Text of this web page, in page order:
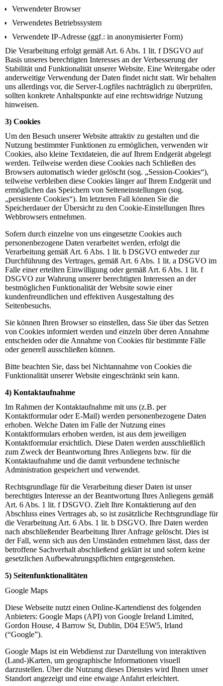
Verwendeter Browser
Verwendetes Betriebssystem
Verwendete IP-Adresse (ggf.: in anonymisierter Form)
Die Verarbeitung erfolgt gemäß Art. 6 Abs. 1 lit. f DSGVO auf
Basis unseres berechtigten Interesses an der Verbesserung der
Stabilität und Funktionalität unserer Website. Eine Weitergabe oder
anderweitige Verwendung der Daten findet nicht statt. Wir behalten
uns allerdings vor, die Server-Logfiles nachträglich zu überprüfen,
sollten konkrete Anhaltspunkte auf eine rechtswidrige Nutzung
hinweisen.
3) Cookies
Um den Besuch unserer Website attraktiv zu gestalten und die
Nutzung bestimmter Funktionen zu ermöglichen, verwenden wir
Cookies, also kleine Textdateien, die auf Ihrem Endgerät abgelegt
werden. Teilweise werden diese Cookies nach Schließen des
Browsers automatisch wieder gelöscht (sog. „Session-Cookies“),
teilweise verbleiben diese Cookies länger auf Ihrem Endgerät und
ermöglichen das Speichern von Seiteneinstellungen (sog.
„persistente Cookies“). Im letzteren Fall können Sie die
Speicherdauer der Übersicht zu den Cookie-Einstellungen Ihres
Webbrowsers entnehmen.
Sofern durch einzelne von uns eingesetzte Cookies auch
personenbezogene Daten verarbeitet werden, erfolgt die
Verarbeitung gemäß Art. 6 Abs. 1 lit. b DSGVO entweder zur
Durchführung des Vertrages, gemäß Art. 6 Abs. 1 lit. a DSGVO im
Falle einer erteilten Einwilligung oder gemäß Art. 6 Abs. 1 lit. f
DSGVO zur Wahrung unserer berechtigten Interessen an der
bestmöglichen Funktionalität der Website sowie einer
kundenfreundlichen und effektiven Ausgestaltung des
Seitenbesuchs.
Sie können Ihren Browser so einstellen, dass Sie über das Setzen
von Cookies informiert werden und einzeln über deren Annahme
entscheiden oder die Annahme von Cookies für bestimmte Fälle
oder generell ausschließen können.
Bitte beachten Sie, dass bei Nichtannahme von Cookies die
Funktionalität unserer Website eingeschränkt sein kann.
4) Kontaktaufnahme
Im Rahmen der Kontaktaufnahme mit uns (z.B. per
Kontaktformular oder E-Mail) werden personenbezogene Daten
erhoben. Welche Daten im Falle der Nutzung eines
Kontaktformulars erhoben werden, ist aus dem jeweiligen
Kontaktformular ersichtlich. Diese Daten werden ausschließlich
zum Zweck der Beantwortung Ihres Anliegens bzw. für die
Kontaktaufnahme und die damit verbundene technische
Administration gespeichert und verwendet.
Rechtsgrundlage für die Verarbeitung dieser Daten ist unser
berechtigtes Interesse an der Beantwortung Ihres Anliegens gemäß
Art. 6 Abs. 1 lit. f DSGVO. Zielt Ihre Kontaktierung auf den
Abschluss eines Vertrages ab, so ist zusätzliche Rechtsgrundlage für
die Verarbeitung Art. 6 Abs. 1 lit. b DSGVO. Ihre Daten werden
nach abschließender Bearbeitung Ihrer Anfrage gelöscht. Dies ist
der Fall, wenn sich aus den Umständen entnehmen lässt, dass der
betroffene Sachverhalt abschließend geklärt ist und sofern keine
gesetzlichen Aufbewahrungspflichten entgegenstehen.
5) Seitenfunktionalitäten
Google Maps
Diese Webseite nutzt einen Online-Kartendienst des folgenden
Anbieters: Google Maps (API) von Google Ireland Limited,
Gordon House, 4 Barrow St, Dublin, D04 E5W5, Irland
(“Google”).
Google Maps ist ein Webdienst zur Darstellung von interaktiven
(Land-)Karten, um geographische Informationen visuell
darzustellen. Über die Nutzung dieses Dienstes wird Ihnen unser
Standort angezeigt und eine etwaige Anfahrt erleichtert.